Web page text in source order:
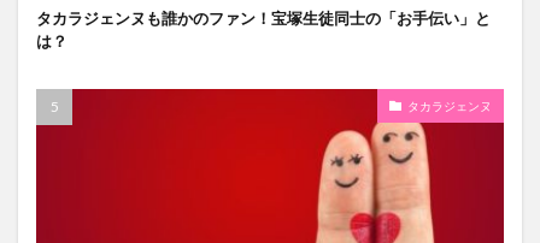
タカラジェンヌも誰かのファン！宝塚生徒同士の「お手伝い」と
は？
タカラジェンヌ